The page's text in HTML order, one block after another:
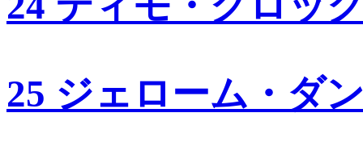
25 ジェローム・ダ